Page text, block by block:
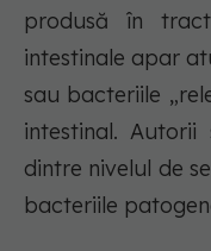
produsă în
intestinale apar
sau bacteriile
intestinal.
dintre nivelul de
bacteriile